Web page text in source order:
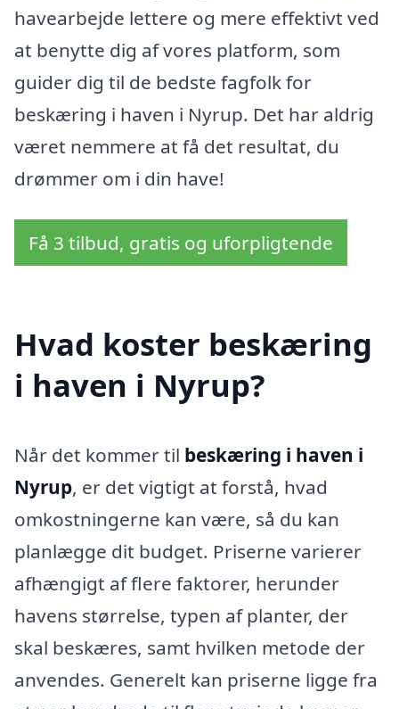
havearbejde lettere og mere effektivt ved
at benytte dig af vores platform, som
guider dig til de bedste fagfolk for
beskæring i haven i Nyrup. Det har aldrig
været nemmere at få det resultat, du
drømmer om i din have!
Få 3 tilbud, gratis og uforpligtende
Hvad koster beskæring
i haven i Nyrup?
Når det kommer til beskæring i haven i
Nyrup, er det vigtigt at forstå, hvad
omkostningerne kan være, så du kan
planlægge dit budget. Priserne varierer
afhængigt af flere faktorer, herunder
havens størrelse, typen af planter, der
skal beskæres, samt hvilken metode der
anvendes. Generelt kan priserne ligge fra